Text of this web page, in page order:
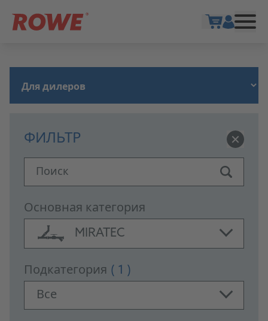
ФИЛЬТР
Поиск
Основная категория
MIRATEC
Подкатегория ( 1 )
Все